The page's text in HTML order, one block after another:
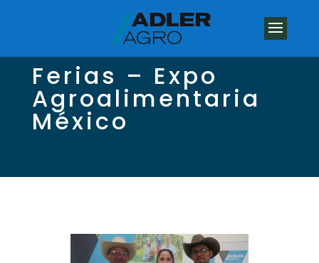
Ferias – Expo
Agroalimentaria
México